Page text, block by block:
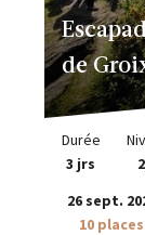
de
Durée
3 jrs
26 sept.
10 places